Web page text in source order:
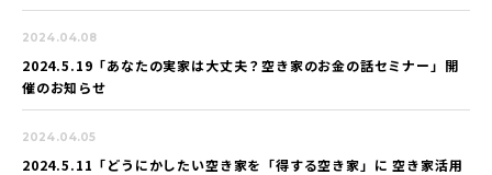
2024.04.08
2024.5.19「あなたの実家は大丈夫？空き家のお金の話セミナー」開
催のお知らせ
2024.04.05
2024.5.11「どうにかしたい空き家を「得する空き家」に 空き家活用